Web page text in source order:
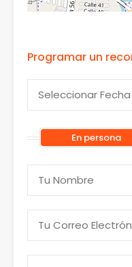
Programar un
En persona